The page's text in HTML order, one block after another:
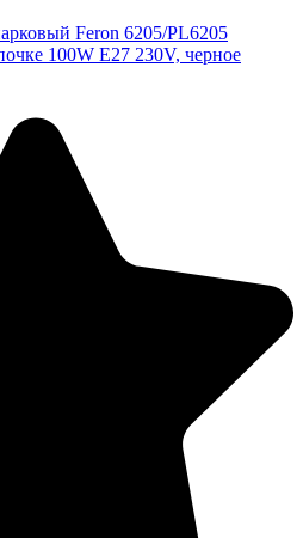
Feron 6205/PL6205
100W E27 230V, черное